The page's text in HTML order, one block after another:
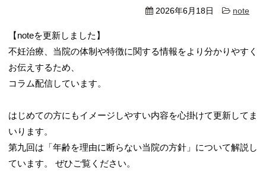
2026年6月18日 note
【noteを更新しました】
不妊治療、当院の体制や特徴に関する情報をより分かりやすく
お伝えするため、
コラム配信しています。
はじめての方にもイメージしやすい内容を心掛けて更新してま
いります。
第九回は「年齢を理由に断らない当院の方針」について解説し
ています。 ぜひご覧ください。